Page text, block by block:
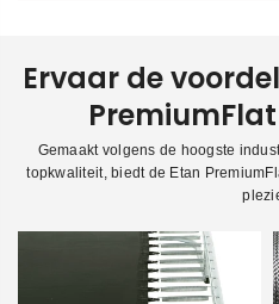
Ervaar de
Gemaakt volgens de hoogste
topkwaliteit, biedt de Etan